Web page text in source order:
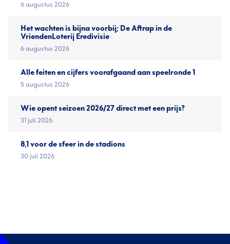
6 augustus 2026
Het wachten is bijna voorbij; De Aftrap in de
VriendenLoterij Eredivisie
6 augustus 2026
Alle feiten en cijfers voorafgaand aan speelronde 1
5 augustus 2026
Wie opent seizoen 2026/27 direct met een prijs?
31 juli 2026
8,1 voor de sfeer in de stadions
30 juli 2026